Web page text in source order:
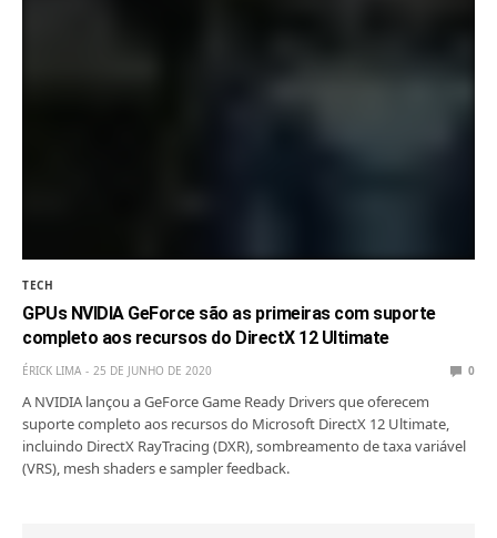
TECH
GPUs NVIDIA GeForce são as primeiras com suporte
completo aos recursos do DirectX 12 Ultimate
ÉRICK LIMA 25 DE JUNHO DE 2020 0
A NVIDIA lançou a GeForce Game Ready Drivers que oferecem
suporte completo aos recursos do Microsoft DirectX 12 Ultimate,
incluindo DirectX RayTracing (DXR), sombreamento de taxa variável
(VRS), mesh shaders e sampler feedback.